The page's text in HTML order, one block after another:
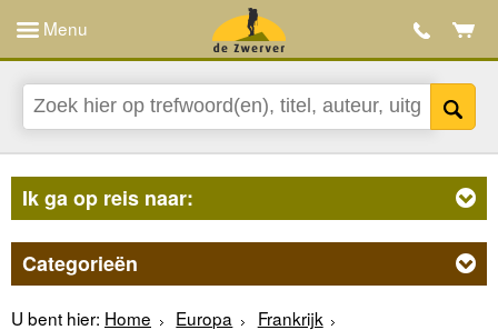
Menu
Ik ga op reis naar:
Categorieën
U bent hier: Home Europa
Frankrijk